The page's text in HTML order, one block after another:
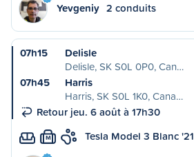
Yevgeniy 2 conduits
07h15
Delisle
Delisle, SK S0L 0P0, Can…
07h45
Harris
Harris, SK S0L 1K0, Cana…
Retour jeu. 6 août à 17h30
M Tesla Model 3 Blanc '21